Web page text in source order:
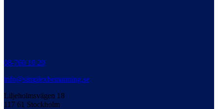
08-760 10 20
info@simplexbemanning.se
Liljeholmsvägen 18
117 61 Stockholm